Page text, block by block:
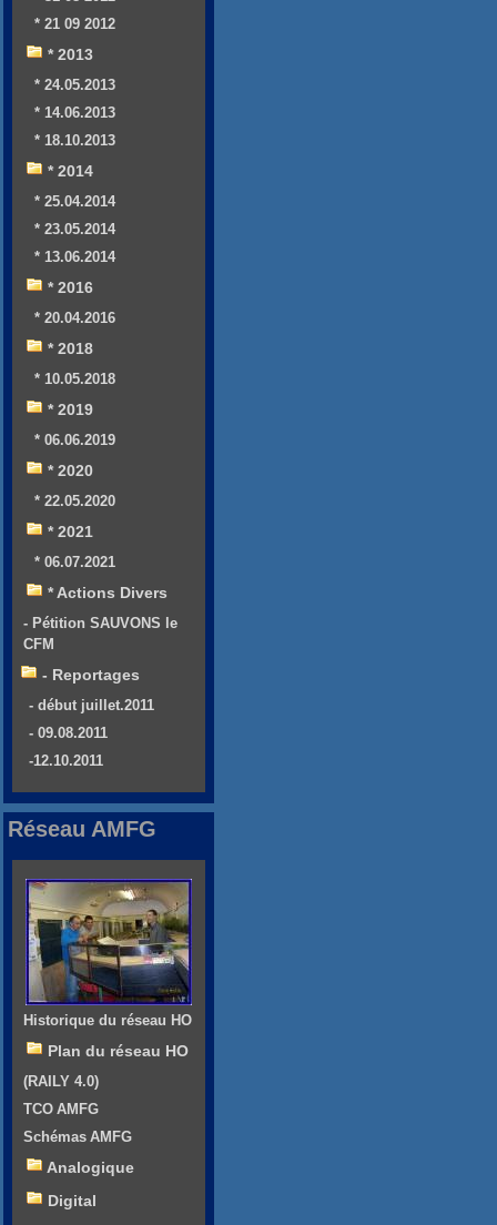
* 21 09 2012
* 2013
* 24.05.2013
* 14.06.2013
* 18.10.2013
* 2014
* 25.04.2014
* 23.05.2014
* 13.06.2014
* 2016
* 20.04.2016
* 2018
* 10.05.2018
* 2019
* 06.06.2019
* 2020
* 22.05.2020
* 2021
* 06.07.2021
* Actions Divers
- Pétition SAUVONS le
CFM
- Reportages
- début juillet.2011
- 09.08.2011
-12.10.2011
Réseau AMFG
Historique du réseau HO
Plan du réseau HO
(RAILY 4.0)
TCO AMFG
Schémas AMFG
Analogique
Digital